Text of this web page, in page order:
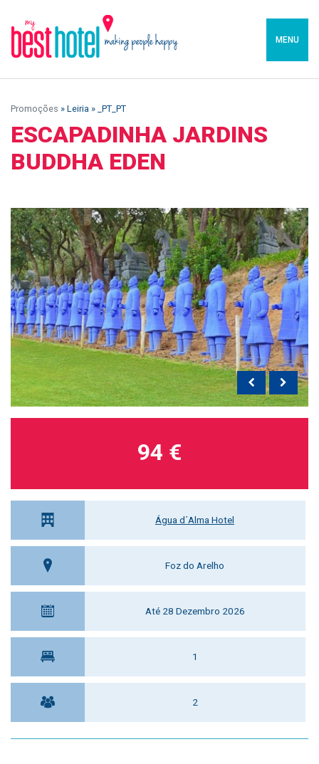
MENU
Promoções » Leiria » _PT_PT
ESCAPADINHA JARDINS
BUDDHA EDEN
Água d´Alma Hotel
Foz do Arelho
Até 28 Dezembro 2026
1
2
94 €